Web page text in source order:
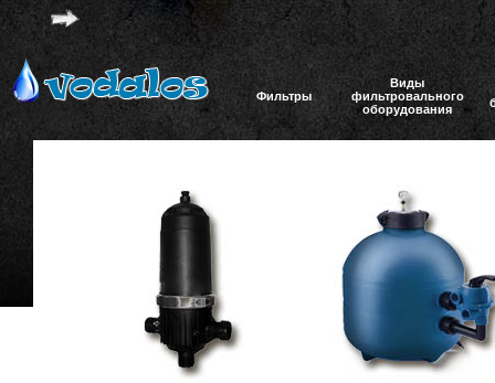
Фильтры
Виды
фильтровального
оборудования